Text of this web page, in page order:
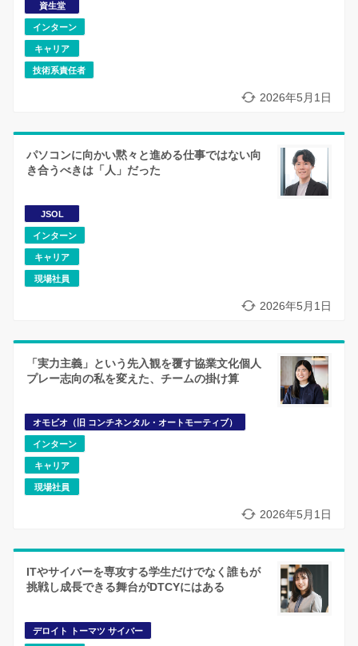
資生堂
インターン
キャリア
技術系責任者
2026年5月1日
パソコンに向かい黙々と進める仕事ではない向
き合うべきは「人」だった
JSOL
インターン
キャリア
現場社員
2026年5月1日
「実力主義」という先入観を覆す協業文化個人
プレー志向の私を変えた、チームの掛け算
オモビオ（旧 コンチネンタル・オートモーティブ）
インターン
キャリア
現場社員
2026年5月1日
ITやサイバーを専攻する学生だけでなく誰もが
挑戦し成長できる舞台がDTCYにはある
デロイト トーマツ サイバー